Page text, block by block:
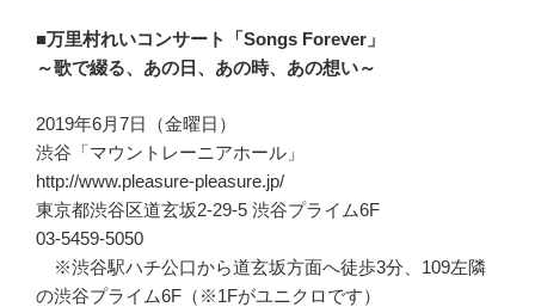
■万里村れいコンサート「Songs Forever」
～歌で綴る、あの日、あの時、あの想い～
2019年6月7日（金曜日）
渋谷「マウントレーニアホール」
http://www.pleasure-pleasure.jp/
東京都渋谷区道玄坂2-29-5 渋谷プライム6F
03-5459-5050
※渋谷駅ハチ公口から道玄坂方面へ徒歩3分、109左隣
の渋谷プライム6F（※1Fがユニクロです）